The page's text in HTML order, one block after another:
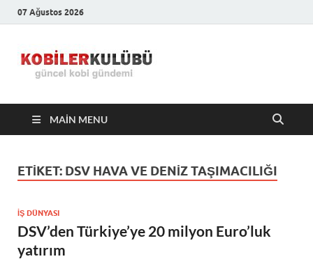
07 Ağustos 2026
Kulübü –
En Güncel
Kobi
MAIN MENU
ETIKET: DSV HAVA VE DENIZ TAŞIMACILIĞI
İŞ DÜNYASI
DSV’den Türkiye’ye 20 milyon Euro’luk
yatırım